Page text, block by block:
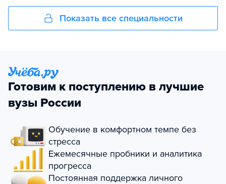
Показать все специальности
Готовим к поступлению в лучшие
вузы России
Обучение в комфортном темпе без
стресса
Ежемесячные пробники и аналитика
прогресса
Постоянная поддержка личного